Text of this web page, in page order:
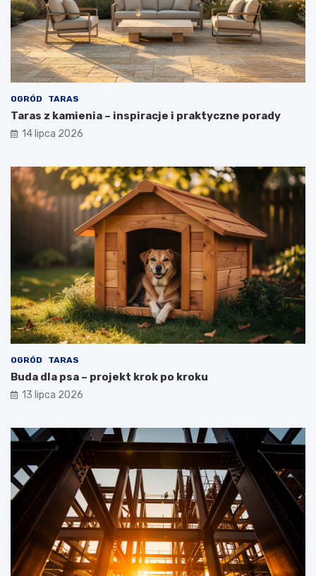
OGRÓD TARAS
Taras z kamienia – inspiracje i praktyczne porady
14 lipca 2026
OGRÓD TARAS
Buda dla psa – projekt krok po kroku
13 lipca 2026